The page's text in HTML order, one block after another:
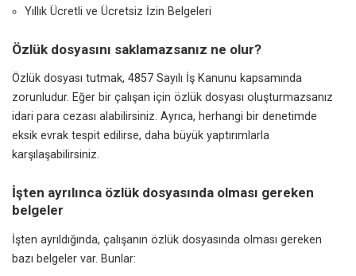
Yıllık Ücretli ve Ücretsiz İzin Belgeleri
Özlük dosyasını saklamazsanız ne olur?
Özlük dosyası tutmak, 4857 Sayılı İş Kanunu kapsamında
zorunludur. Eğer bir çalışan için özlük dosyası oluşturmazsanız
idari para cezası alabilirsiniz. Ayrıca, herhangi bir denetimde
eksik evrak tespit edilirse, daha büyük yaptırımlarla
karşılaşabilirsiniz.
İşten ayrılınca özlük dosyasında olması gereken
belgeler
İşten ayrıldığında, çalışanın özlük dosyasında olması gereken
bazı belgeler var. Bunlar: